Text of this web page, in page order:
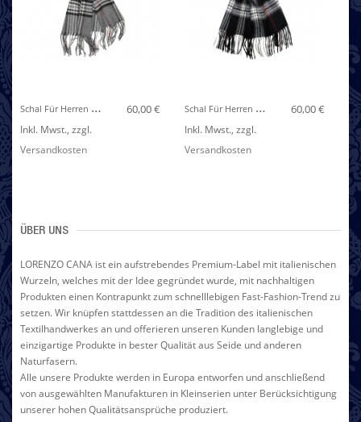
S
Chal Für Herren Polyacryl Grau Schwarz Weiss LORENZO CANA 60,00 €
Inkl. Mwst., zzgl.
Versandkosten
S
Chal Für Herren Polyacryl Schwarz Weiss Rot LORENZO CANA 60,00 €
Inkl. Mwst., zzgl.
Versandkosten
ÜBER UNS
LORENZO CANA ist ein aufstrebendes Premium-Label mit italienischen
Wurzeln, welches mit der Idee gegründet wurde, mit nachhaltigen
Produkten einen Kontrapunkt zum schnelllebigen Fast-Fashion-Trend zu
setzen. Wir knüpfen stattdessen an die Tradition des italienischen
Textilhandwerkes an und offerieren unseren Kunden langlebige und
einzigartige Produkte in bester Qualität aus Seide und anderen
Naturfasern.
Alle unsere Produkte werden in Europa entworfen und anschließend
von ausgewählten Manufakturen in Kleinserien unter Berücksichtigung
unserer hohen Qualitätsansprüche produziert.